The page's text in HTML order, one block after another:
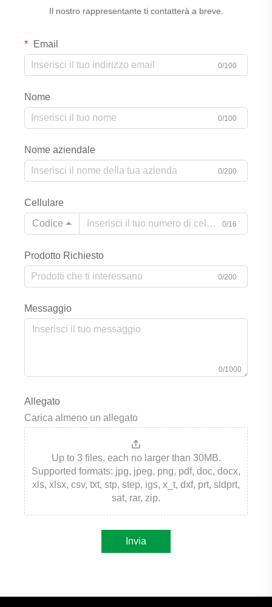
Il nostro rappresentante ti contatterà a breve.
Email
0/100
Nome
0/100
Nome aziendale
0/200
Cellulare
Codice
0/16
Prodotto Richiesto
0/200
Messaggio
0/1000
Allegato
Carica almeno un allegato
Up to 3 files, each no larger than 30MB.
Supported formats: jpg, jpeg, png, pdf, doc, docx,
xls, xlsx, csv, txt, stp, step, igs, x_t, dxf, prt, sldprt,
sat, rar, zip.
Invia